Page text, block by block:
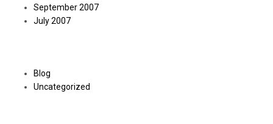
September 2007
July 2007
Blog
Uncategorized